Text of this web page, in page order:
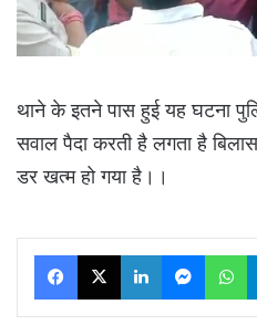
थाने के इतने पास हुई यह घटना
सवाल पैदा करती है लगता है
डर खत्म हो गया है।।
Facebook
X LinkedIn